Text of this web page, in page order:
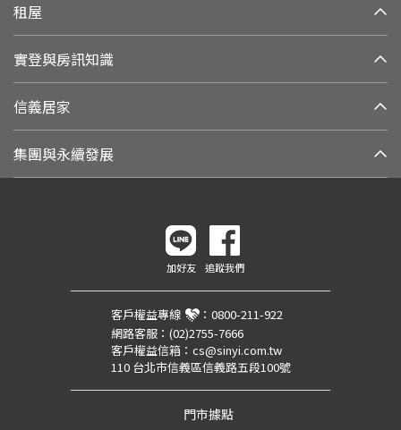
租屋
實登與房訊知識
信義居家
集團與永續發展
加好友 追蹤我們
客戶權益專線 ： 0800-211-922
網路客服： (02)2755-7666
客戶權益信箱： cs@sinyi.com.tw
110 台北市信義區信義路五段100號
門市據點